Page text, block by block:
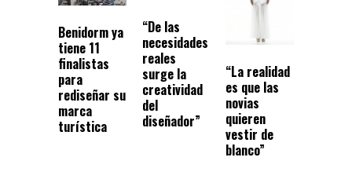
Benidorm ya
tiene 11
finalistas
para
rediseñar su
marca
turística
“De las
necesidades
reales
surge la
creatividad
del
diseñador”
“La realidad
es que las
novias
quieren
vestir de
blanco”